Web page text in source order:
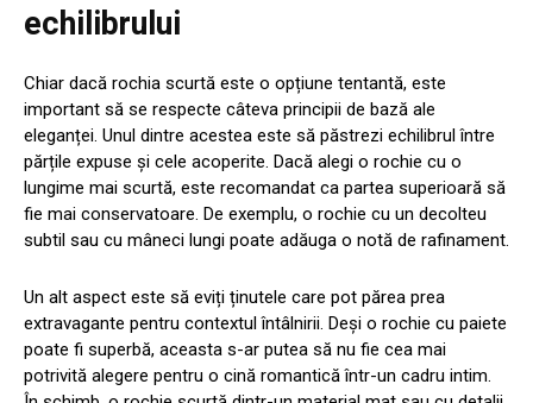
echilibrului
Chiar dacă rochia scurtă este o opțiune tentantă, este
important să se respecte câteva principii de bază ale
eleganței. Unul dintre acestea este să păstrezi echilibrul între
părțile expuse și cele acoperite. Dacă alegi o rochie cu o
lungime mai scurtă, este recomandat ca partea superioară să
fie mai conservatoare. De exemplu, o rochie cu un decolteu
subtil sau cu mâneci lungi poate adăuga o notă de rafinament.
Un alt aspect este să eviți ținutele care pot părea prea
extravagante pentru contextul întâlnirii. Deși o rochie cu paiete
poate fi superbă, aceasta s-ar putea să nu fie cea mai
potrivită alegere pentru o cină romantică într-un cadru intim.